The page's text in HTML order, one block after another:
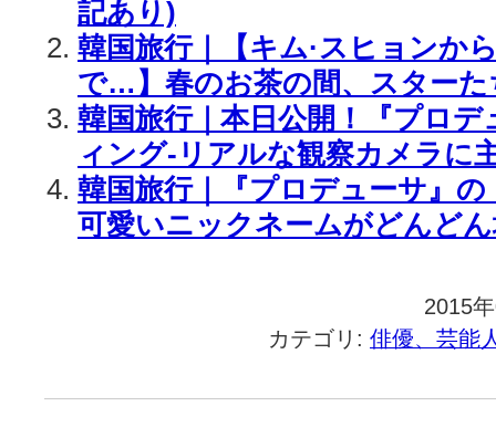
記あり)
韓国旅行｜【キム·スヒョンか
で…】春のお茶の間、スターた
韓国旅行｜本日公開！『プロ
ィング-リアルな観察カメラに
韓国旅行｜『プロデューサ』
可愛いニックネームがどんど
2015
カテゴリ: 俳優、芸能